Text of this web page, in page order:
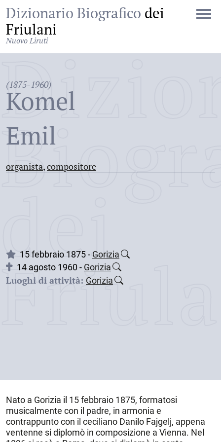
Dizionario Biografico dei
Friulani
Nuovo Liruti
(1875-1960)
Komel
Emil
organista,compositore
dei
15 febbraio 1875 - Gorizia
14 agosto 1960 - Gorizia
Luoghi di attività: Gorizia
Nato a Gorizia il 15 febbraio 1875, formatosi
musicalmente con il padre, in armonia e
contrappunto con il ceciliano Danilo Fajgelj, appena
ventenne si diplomò in composizione a Vienna. Nel